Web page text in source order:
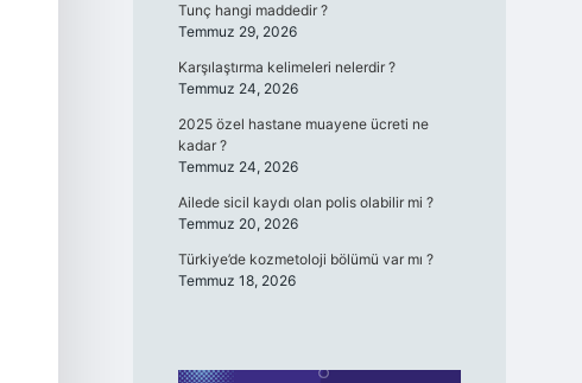
Tunç hangi maddedir ?
Temmuz 29, 2026
Karşılaştırma kelimeleri nelerdir ?
Temmuz 24, 2026
2025 özel hastane muayene ücreti ne
kadar ?
Temmuz 24, 2026
Ailede sicil kaydı olan polis olabilir mi ?
Temmuz 20, 2026
Türkiye’de kozmetoloji bölümü var mı ?
Temmuz 18, 2026